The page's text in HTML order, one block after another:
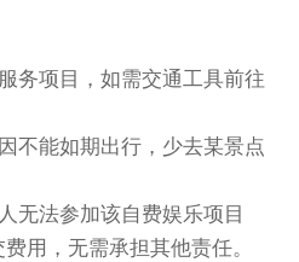
请自理 晚餐含
请自理
晚餐：已含
务项目，如需交通工具前往
不能如期出行，少去某景点
无法参加该自费娱乐项目
用，无需承担其他责任。